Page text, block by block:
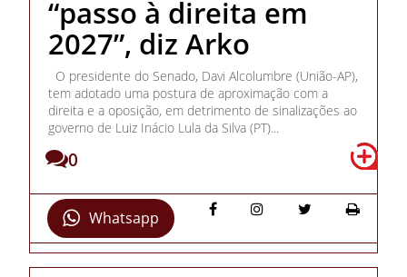
“passo à direita em
2027”, diz Arko
O presidente do Senado, Davi Alcolumbre (União-AP),
tem adotado uma postura de aproximação com a
direita e a oposição, em detrimento de sinalizações ao
governo de Luiz Inácio Lula da Silva (PT)...
0
Whatsapp